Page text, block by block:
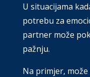
U situacijama
potrebu za
partner može
pažnju.
Na primjer,